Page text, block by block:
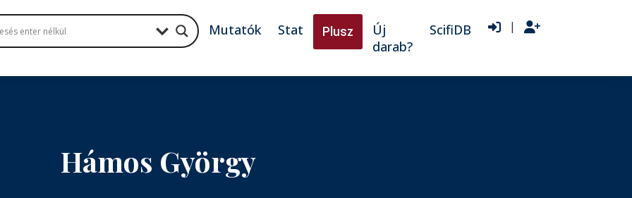
Mutatók Stat Plusz
Új
darab?
ScifiDB |
Hámos György